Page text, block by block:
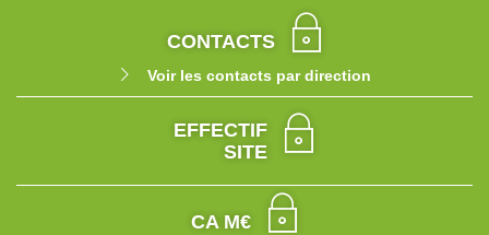
CONTACTS
Voir les contacts par direction
EFFECTIF
SITE
CA M€